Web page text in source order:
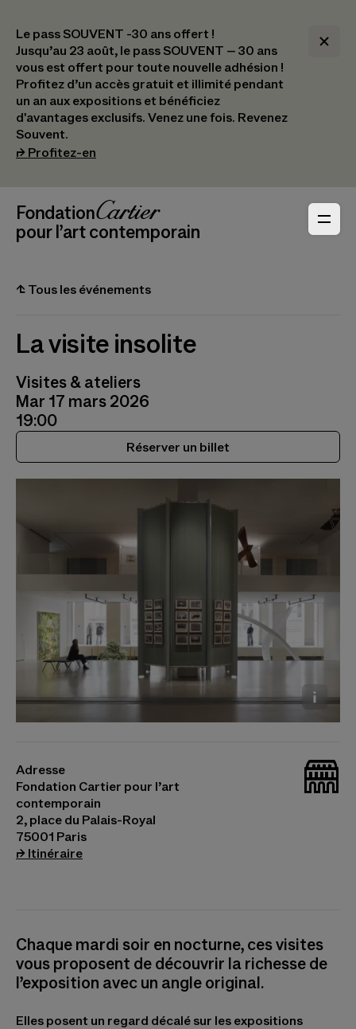
Le pass SOUVENT -30 ans offert !
Jusqu’au 23 août, le pass SOUVENT – 30 ans
vous est offert pour toute nouvelle adhésion !​
Profitez d’un accès gratuit et illimité pendant
un an aux expositions et bénéficiez
d'avantages exclusifs.​ Venez une fois. Revenez
Souvent.
⮣ Profitez-en
Navigation en-tête
_logoFondation Cartier
pour l’art contemporain
⮤ Tous les événements
La visite insolite
Visites & ateliers
Mar 17 mars 2026
19:00
Réserver un billet
Domage
_bat
Adresse
Fondation Cartier pour l’art
contemporain
2, place du Palais-Royal
75001 Paris
⮣ Itinéraire(s’ouvre dans un nouvel onglet)
Chaque mardi soir en nocturne, ces visites
vous proposent de découvrir la richesse de
l’exposition avec un angle original.
Elles posent un regard décalé sur les expositions